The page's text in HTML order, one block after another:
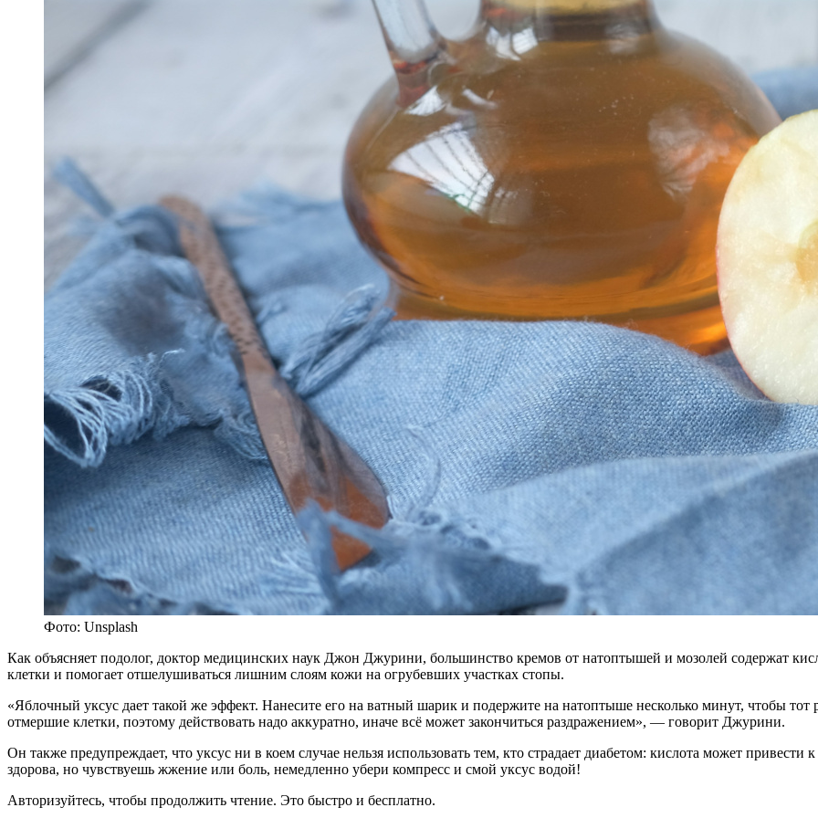
Фото: Unsplash
Как объясняет подолог, доктор медицинских наук Джон Джурини, большинство кремов от натоптышей и мозолей содержат
клетки и помогает отшелушиваться лишним слоям кожи на огрубевших участках стопы.
«Яблочный уксус дает такой же эффект. Нанесите его на ватный шарик и подержите на натоптыше несколько минут, чтобы
отмершие клетки, поэтому действовать надо аккуратно, иначе всё может закончиться раздражением», — говорит Джурини.
Он также предупреждает, что уксус ни в коем случае нельзя использовать тем, кто страдает диабетом: кислота может
здорова, но чувствуешь жжение или боль, немедленно убери компресс и смой уксус водой!
Авторизуйтесь, чтобы продолжить чтение. Это быстро и бесплатно.